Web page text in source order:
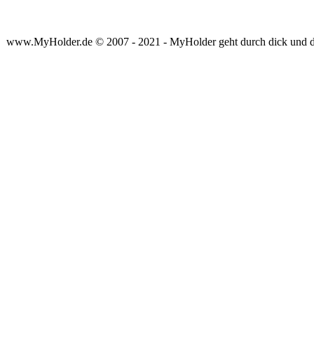
www.MyHolder.de © 2007 - 2021 - MyHolder geht durch dick und